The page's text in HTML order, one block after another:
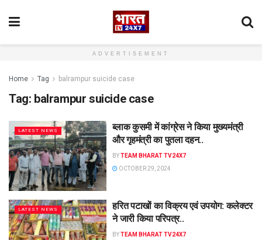
ADVERTISEMENT
Home Tag balrampur suicide case
Tag: balrampur suicide case
LATEST NEWS
ब्लाक कुसमी में कांग्रेस ने किया मुख्यमंत्री
और गृहमंत्री का पुतला दहन..
BYTEAM BHARAT TV24X7
OCTOBER 29, 2024
LATEST NEWS
हरित पटाखों का विक्रय एवं उपयोग: कलेक्टर
ने जारी किया परिपत्र..
BYTEAM BHARAT TV24X7